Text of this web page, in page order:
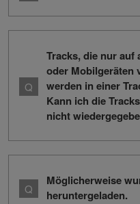
Tracks, die nur auf
oder Mobilgeräten
werden in einer
Kann ich die
nicht
Möglicherweise
heruntergeladen.